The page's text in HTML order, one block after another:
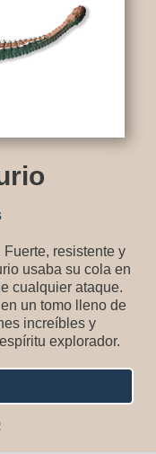
Fuerte, resistente y
usaba su cola en
cualquier ataque.
un tomo lleno de
increíbles y
explorador.